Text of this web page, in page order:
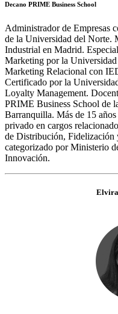
Decano PRIME Business School
Administrador de Empresas
de la Universidad del Norte.
Industrial en Madrid.
Marketing por la
Marketing Relacional con
Certificado por la
Loyalty Management.
PRIME Business School de
Barranquilla. Más de 15
privado en cargos
de Distribución, Fidelización
categorizado por Ministerio
Innovación.
Elvira